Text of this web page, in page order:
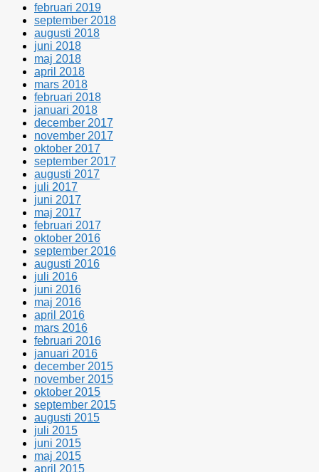
februari 2019
september 2018
augusti 2018
juni 2018
maj 2018
april 2018
mars 2018
februari 2018
januari 2018
december 2017
november 2017
oktober 2017
september 2017
augusti 2017
juli 2017
juni 2017
maj 2017
februari 2017
oktober 2016
september 2016
augusti 2016
juli 2016
juni 2016
maj 2016
april 2016
mars 2016
februari 2016
januari 2016
december 2015
november 2015
oktober 2015
september 2015
augusti 2015
juli 2015
juni 2015
maj 2015
april 2015